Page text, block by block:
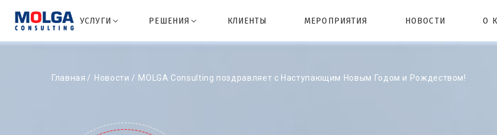
УСЛУГИ РЕШЕНИЯ КЛИЕНТЫ МЕРОПРИЯТИЯ НОВОСТИ О
Главная Новости MOLGA Consulting поздравляет с Наступающим Новым Годом и Рождеством!